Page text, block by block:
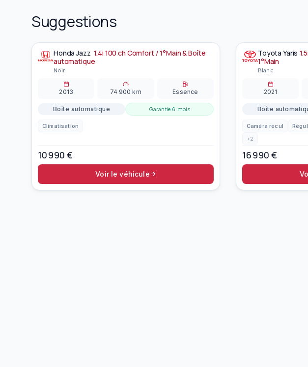
Suggestions
À la une
Honda Jazz 1.4i 100 ch Comfort / 1°Main & Boîte
automatique
Noir
2013 74 900 km Essence
Boîte automatique Garantie 6 mois
Climatisation
10 990 €
Voir le véhicule
À la une
Toyota Yaris
1°Main
Blanc
2021
Boîte
Caméra recul
+2
16 990 €